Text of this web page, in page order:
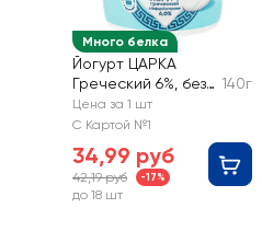
Много белка
Йогурт ЦАРКА
Греческий 6%, без
змж
140г
Цена за 1 шт
С Картой №1
34,99 руб
42,19 руб -17%
до 18 шт